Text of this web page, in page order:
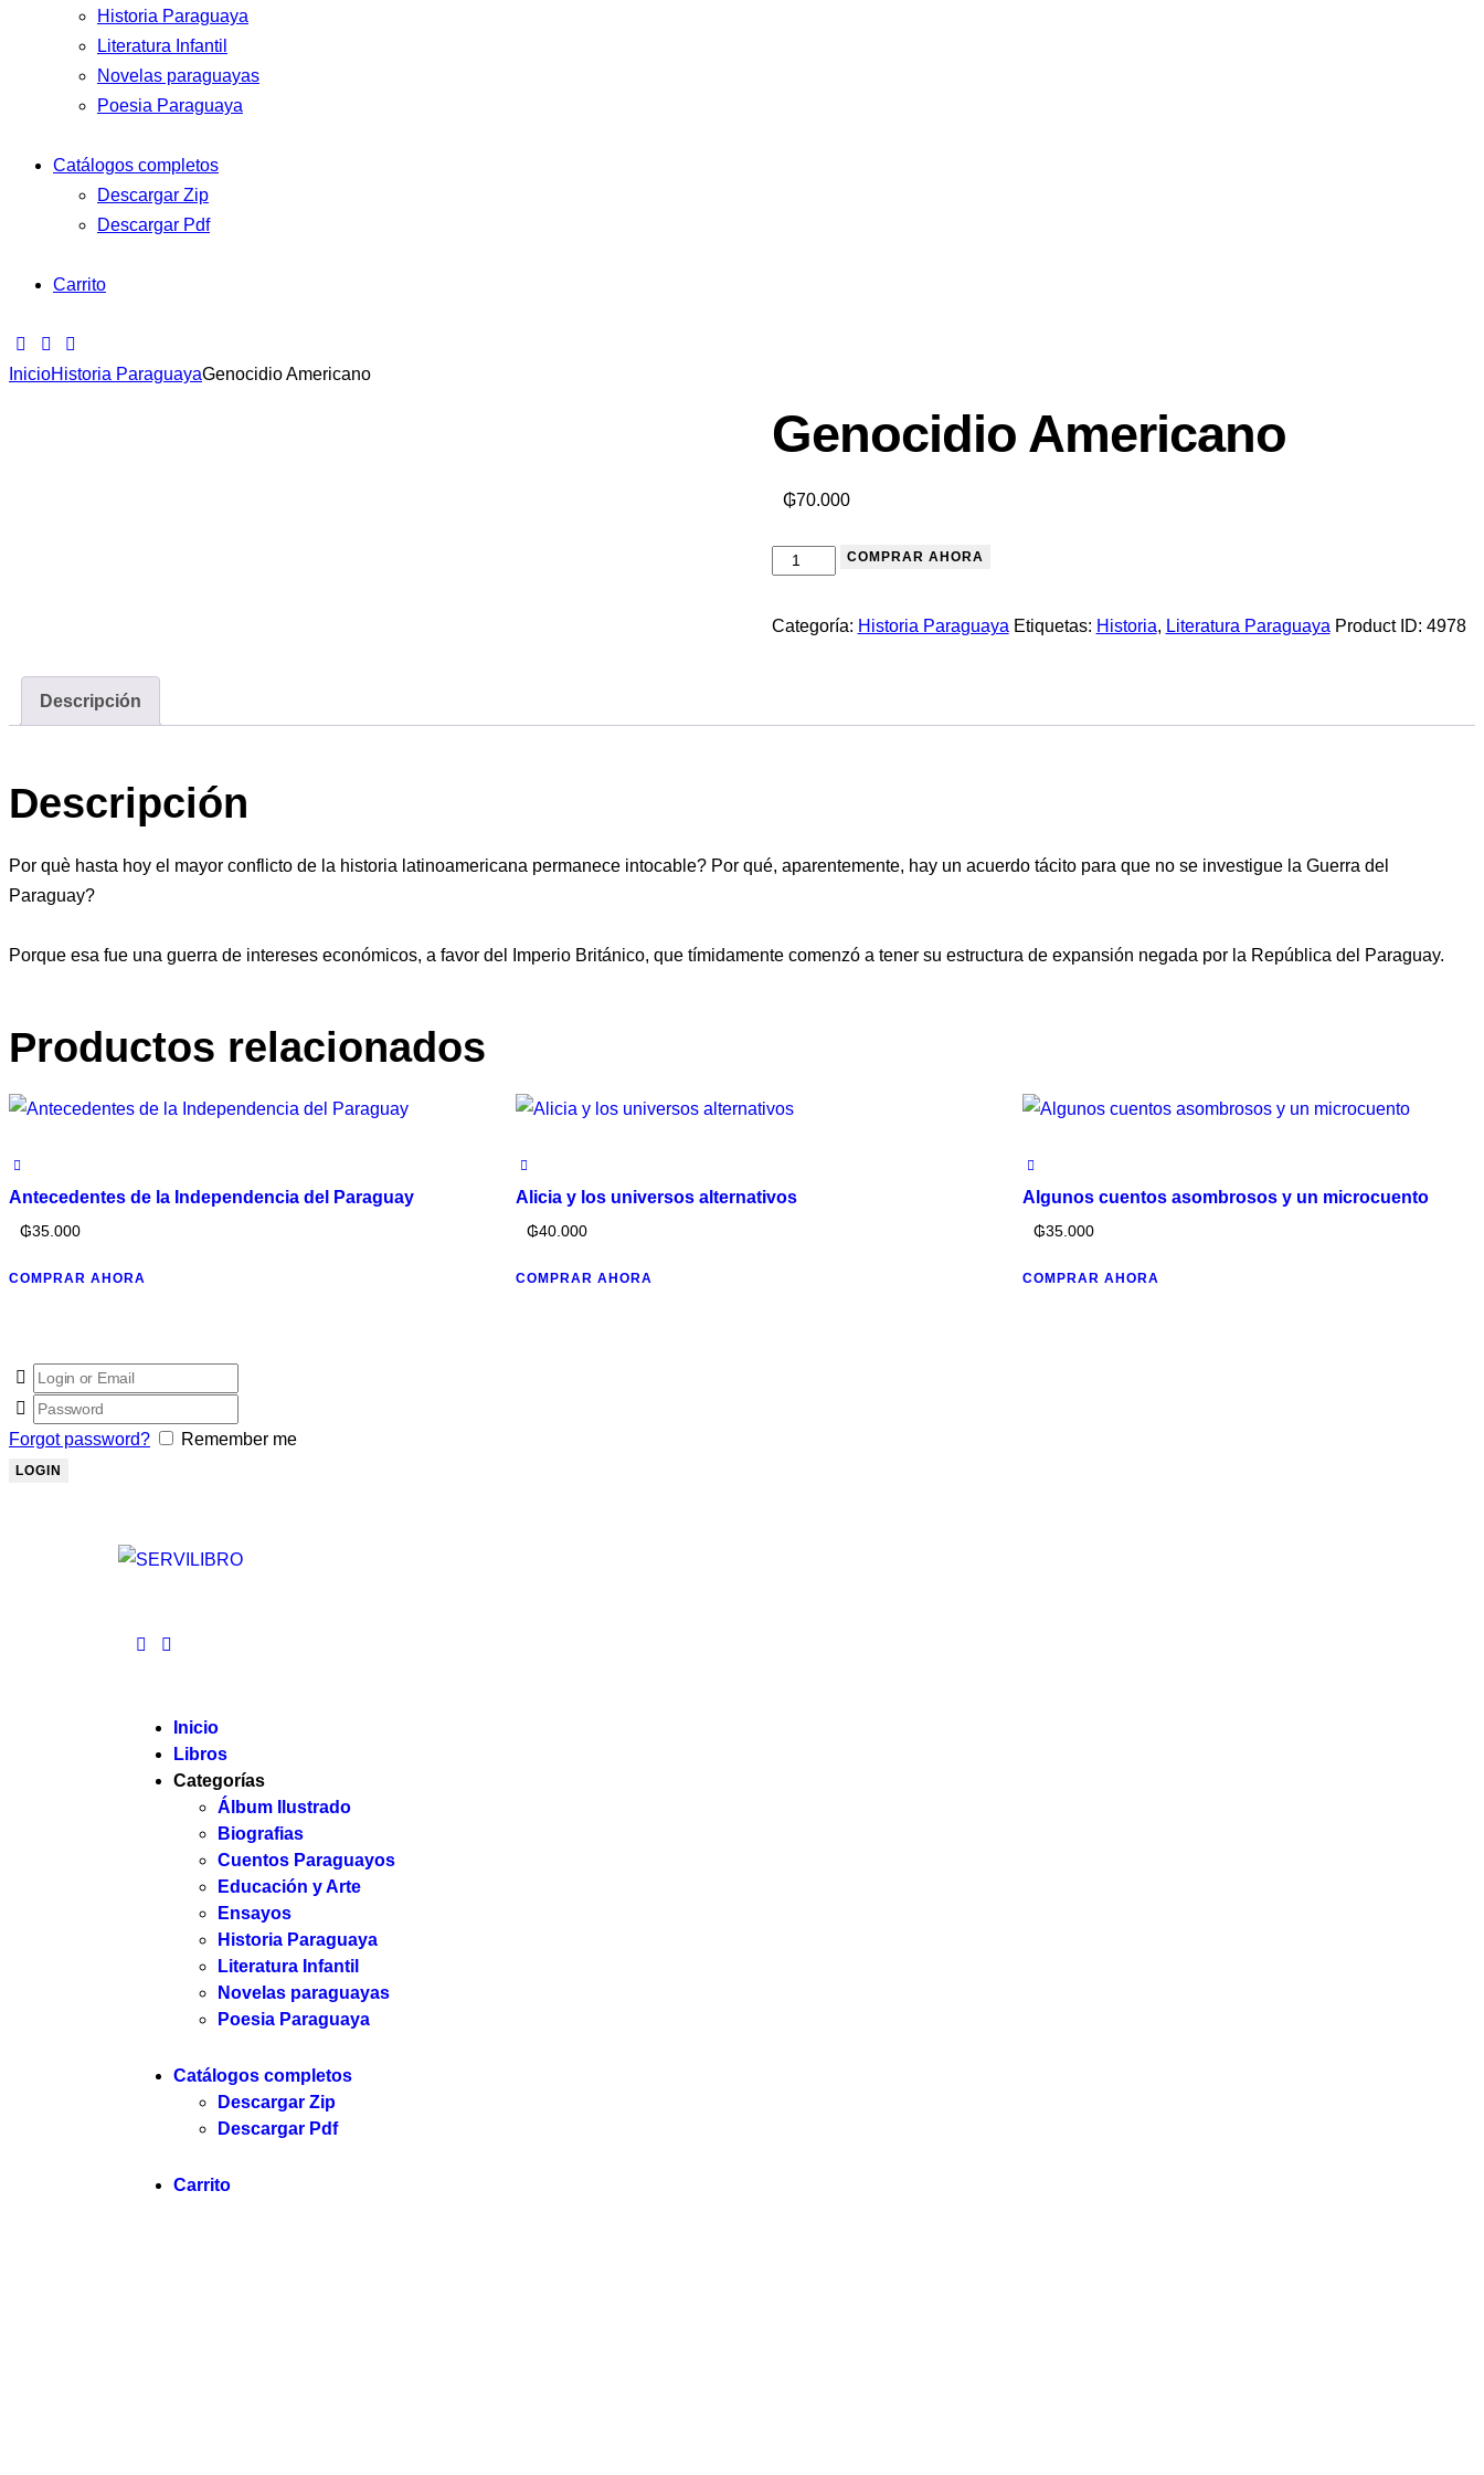
Historia Paraguaya
Literatura Infantil
Novelas paraguayas
Poesia Paraguaya
Catálogos completos
Descargar Zip
Descargar Pdf
Carrito
InicioHistoria ParaguayaGenocidio Americano
Genocidio Americano
₲70.000
COMPRAR AHORA
Categoría: Historia Paraguaya Etiquetas: Historia, Literatura Paraguaya Product ID: 4978
Descripción
Descripción
Por què hasta hoy el mayor conflicto de la historia latinoamericana permanece intocable? Por qué, aparentemente, hay un acuerdo tácito para que no se investigue la Guerra del
Paraguay?
Porque esa fue una guerra de intereses económicos, a favor del Imperio Británico, que tímidamente comenzó a tener su estructura de expansión negada por la República del Paraguay.
Productos relacionados
Antecedentes de la Independencia del Paraguay
₲35.000
COMPRAR AHORA
Alicia y los universos alternativos
₲40.000
COMPRAR AHORA
Algunos cuentos asombrosos y un microcuento
₲35.000
COMPRAR AHORA
Forgot password? Remember me
Inicio
Libros
Categorías
Álbum Ilustrado
Biografias
Cuentos Paraguayos
Educación y Arte
Ensayos
Historia Paraguaya
Literatura Infantil
Novelas paraguayas
Poesia Paraguaya
Catálogos completos
Descargar Zip
Descargar Pdf
Carrito